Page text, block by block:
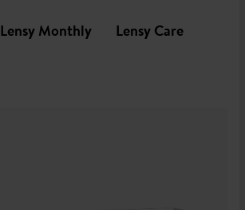
Lensy Monthly Lensy Care